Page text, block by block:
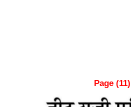
Page (11)